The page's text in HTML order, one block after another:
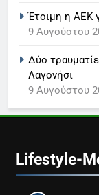
Έτοιμη η ΑΕΚ
9 Αυγούστου
Δύο
Λαγονήσι
9 Αυγούστου
Lifestyle-
8
1